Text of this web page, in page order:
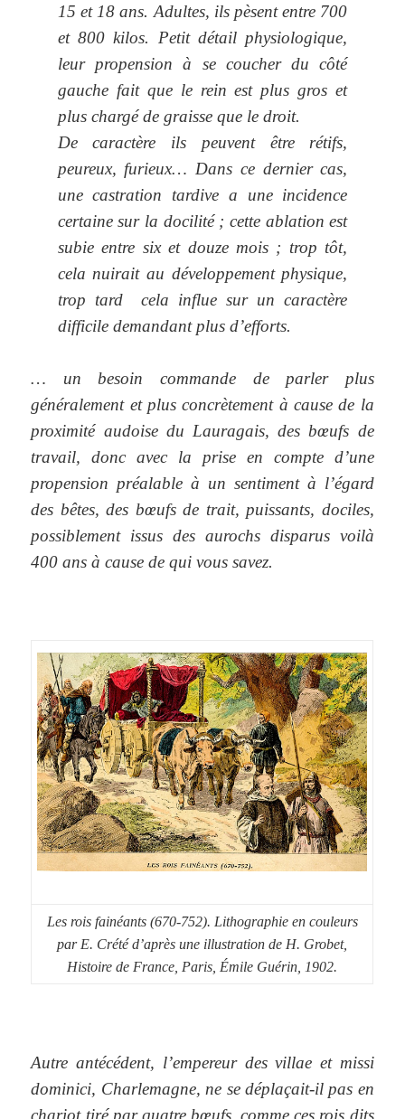
15 et 18 ans. Adultes, ils pèsent entre 700
et 800 kilos. Petit détail physiologique,
leur propension à se coucher du côté
gauche fait que le rein est plus gros et
plus chargé de graisse que le droit.
De caractère ils peuvent être rétifs,
peureux, furieux… Dans ce dernier cas,
une castration tardive a une incidence
certaine sur la docilité ; cette ablation est
subie entre six et douze mois ; trop tôt,
cela nuirait au développement physique,
trop tard cela influe sur un caractère
difficile demandant plus d’efforts.
… un besoin commande de parler plus
généralement et plus concrètement à cause de la
proximité audoise du Lauragais, des bœufs de
travail, donc avec la prise en compte d’une
propension préalable à un sentiment à l’égard
des bêtes, des bœufs de trait, puissants, dociles,
possiblement issus des aurochs disparus voilà
400 ans à cause de qui vous savez.
Les rois fainéants (670-752). Lithographie en couleurs
par E. Crété d’après une illustration de H. Grobet,
Histoire de France, Paris, Émile Guérin, 1902.
Autre antécédent, l’empereur des villae et missi
dominici, Charlemagne, ne se déplaçait-il pas en
chariot tiré par quatre bœufs, comme ces rois dits